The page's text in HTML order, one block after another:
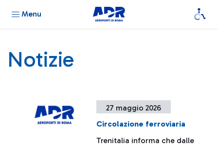
Menu
Notizie
27 maggio 2026
Circolazione ferroviaria
Trenitalia informa che dalle